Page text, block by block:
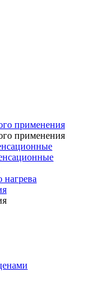
применения
применения
нагрева